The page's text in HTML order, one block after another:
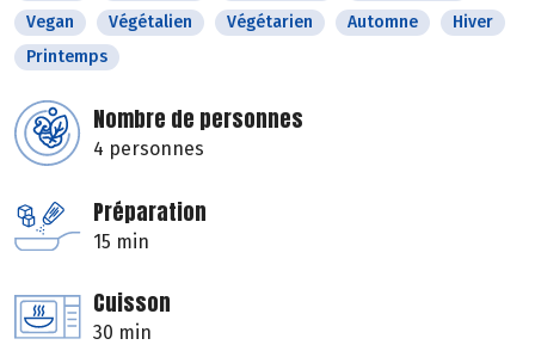
Vegan
Végétalien Végétarien Automne
Hiver
Printemps
Nombre de personnes
4 personnes
Préparation
15 min
Cuisson
30 min